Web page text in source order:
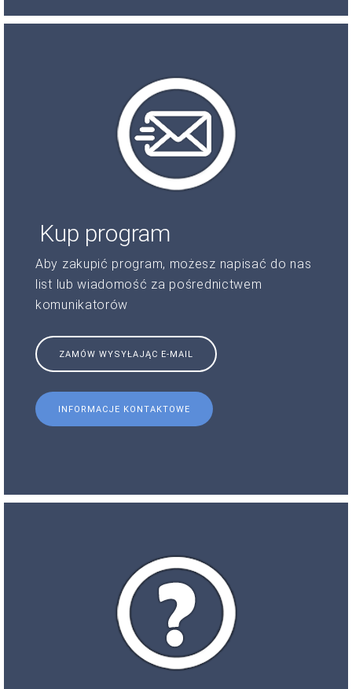
Kup program
Aby zakupić program, możesz napisać do nas
list lub wiadomość za pośrednictwem
komunikatorów
ZAMÓW WYSYŁAJĄC E-MAIL
INFORMACJE KONTAKTOWE